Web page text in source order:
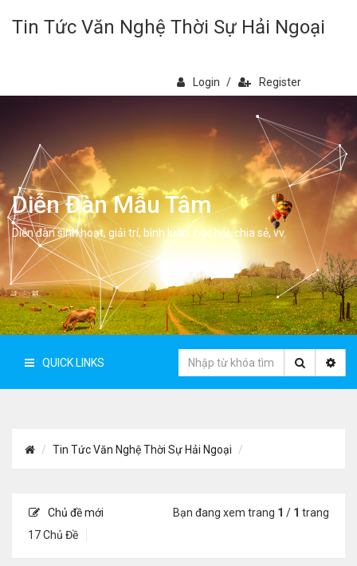
Tin Tức Văn Nghệ Thời Sự Hải Ngoại
Login / Register
Diễn Đàn Mẫu Tâm
Diễn đàn sinh hoạt, giải trí, bình luân, học hỏi, chia sẻ, vv.
QUICK LINKS
Tin Tức Văn Nghệ Thời Sự Hải Ngoại
Chủ đề mới
17 Chủ Đề
Bạn đang xem trang 1 / 1 trang